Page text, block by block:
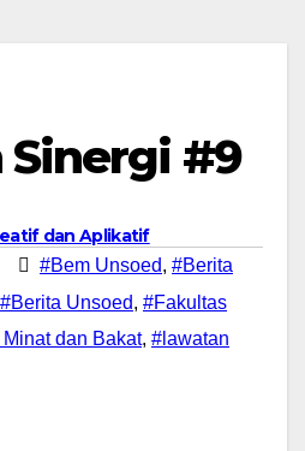
Sinergi #9
dan Aplikatif
#Bem Unsoed, #Berita
#Berita Unsoed, #Fakultas
dan Bakat, #lawatan